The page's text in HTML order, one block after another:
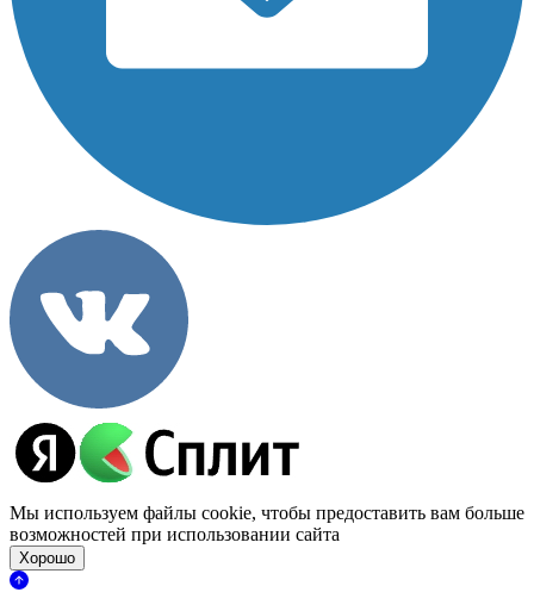
Мы используем файлы cookie, чтобы предоставить вам больше
возможностей при использовании сайта
Хорошо